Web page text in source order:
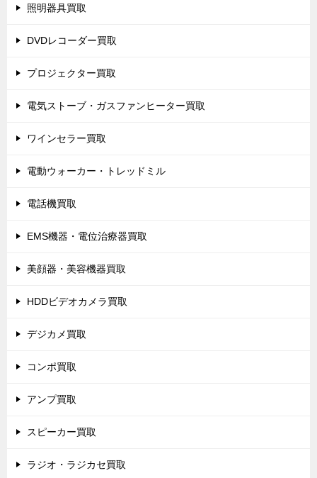
照明器具買取
DVDレコーダー買取
プロジェクター買取
電気ストーブ・ガスファンヒーター買取
ワインセラー買取
電動ウォーカー・トレッドミル
電話機買取
EMS機器・電位治療器買取
美顔器・美容機器買取
HDDビデオカメラ買取
デジカメ買取
コンポ買取
アンプ買取
スピーカー買取
ラジオ・ラジカセ買取